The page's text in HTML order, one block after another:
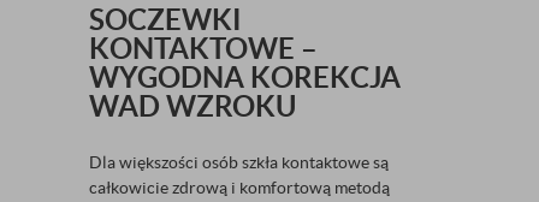
SOCZEWKI
KONTAKTOWE –
WYGODNA KOREKCJA
WAD WZROKU
Dla większości osób szkła kontaktowe są
całkowicie zdrową i komfortową metodą